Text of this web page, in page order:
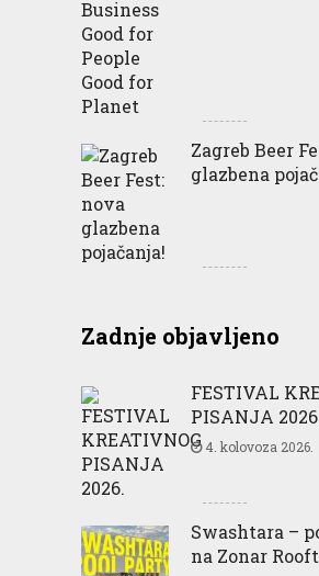
Zagreb Beer
glazbena
Zadnje objavljeno
FESTIVAL
PISANJA
4. kolovoza 2026.
Swashtara –
na Zonar